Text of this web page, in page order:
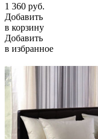
1 360 руб.
Добавить
в корзину
Добавить
в избранное